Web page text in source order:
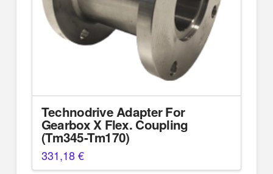
Technodrive Adapter For
Gearbox X Flex. Coupling
(Tm345-Tm170)
331,18€